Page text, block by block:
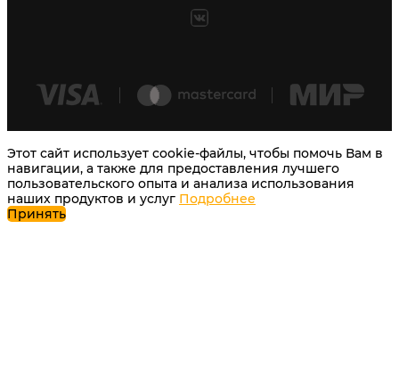
Этот сайт использует cookie-файлы, чтобы помочь Вам в
навигации, а также для предоставления лучшего
пользовательского опыта и анализа использования
наших продуктов и услуг Подробнее
Принять